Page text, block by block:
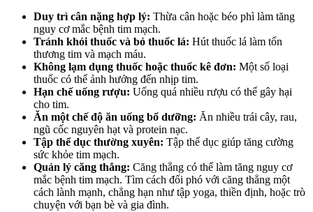
Duy trì cân nặng hợp lý: Thừa cân hoặc béo phì làm tăng
nguy cơ mắc bệnh tim mạch.
Tránh khói thuốc và bỏ thuốc lá: Hút thuốc lá làm tổn
thương tim và mạch máu.
Không lạm dụng thuốc hoặc thuốc kê đơn: Một số loại
thuốc có thể ảnh hưởng đến nhịp tim.
Hạn chế uống rượu: Uống quá nhiều rượu có thể gây hại
cho tim.
Ăn một chế độ ăn uống bổ dưỡng: Ăn nhiều trái cây, rau,
ngũ cốc nguyên hạt và protein nạc.
Tập thể dục thường xuyên: Tập thể dục giúp tăng cường
sức khỏe tim mạch.
Quản lý căng thẳng: Căng thẳng có thể làm tăng nguy cơ
mắc bệnh tim mạch. Tìm cách đối phó với căng thẳng một
cách lành mạnh, chẳng hạn như tập yoga, thiền định, hoặc trò
chuyện với bạn bè và gia đình.